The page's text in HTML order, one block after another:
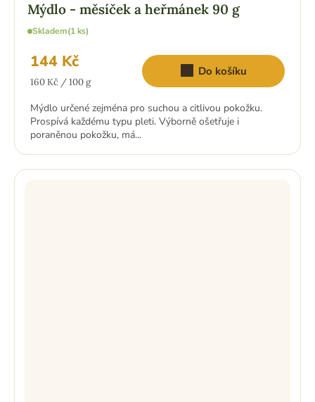
Mýdlo - měsíček a heřmánek 90 g
Skladem(1 ks)
144 Kč
Měrná
160 Kč / 100 g
Do košíku
Mýdlo určené zejména pro suchou a citlivou pokožku.
Prospívá každému typu pleti. Výborně ošetřuje i
poraněnou pokožku, má...